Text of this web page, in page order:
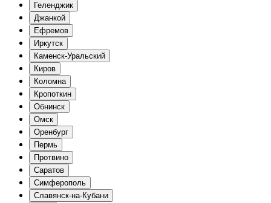
Геленджик
Джанкой
Ефремов
Иркутск
Каменск-Уральский
Киров
Коломна
Кропоткин
Обнинск
Омск
Оренбург
Пермь
Протвино
Саратов
Симферополь
Славянск-на-Кубани